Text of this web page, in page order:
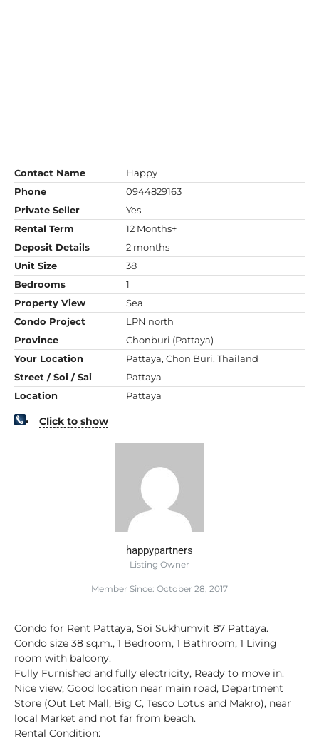
Contact Name
Happy
Phone
0944829163
Private Seller
Yes
Rental Term
12 Months+
Deposit Details
2 months
Unit Size
38
Bedrooms
1
Property View
Sea
Condo Project
LPN north
Province
Chonburi (Pattaya)
Your Location
Pattaya, Chon Buri, Thailand
Street / Soi / Sai
Pattaya
Location
Pattaya
Click to show
happypartners
Listing Owner
Member Since: October 28, 2017
Condo for Rent Pattaya, Soi Sukhumvit 87 Pattaya.
Condo size 38 sq.m., 1 Bedroom, 1 Bathroom, 1 Living
room with balcony.
Fully Furnished and fully electricity, Ready to move in.
Nice view, Good location near main road, Department
Store (Out Let Mall, Big C, Tesco Lotus and Makro), near
local Market and not far from beach.
Rental Condition: